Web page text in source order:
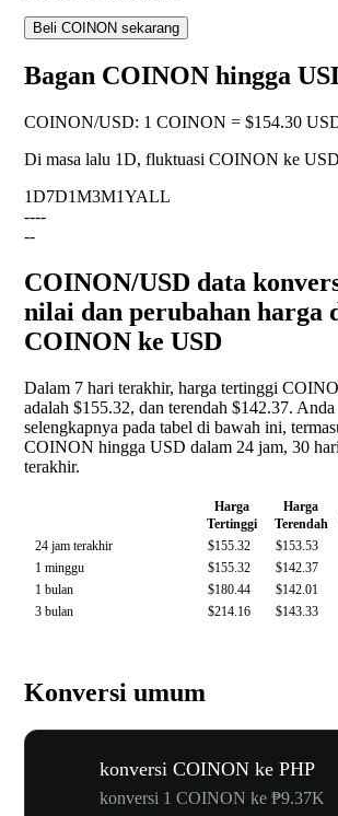
Beli COINON sekarang
Bagan COINON hingga
COINON/USD: 1 COINON = $154.30
Di masa lalu 1D, fluktuasi COINON ke
1D7D1M3M1YALL
----
--
COINON/USD data
nilai dan perubahan harga
COINON ke USD
Dalam 7 hari terakhir, harga tertinggi
adalah $155.32, dan terendah $142.37.
selengkapnya pada tabel di bawah ini,
COINON hingga USD dalam 24 jam, 30
terakhir.
Harga
Tertinggi
Harga
Terendah
24 jam terakhir
$155.32 $153.53
1 minggu
$155.32 $142.37
1 bulan
$180.44 $142.01
3 bulan
$214.16 $143.33
Konversi umum
konversi COINON ke PHP
konversi 1 COINON ke ₱9.37K